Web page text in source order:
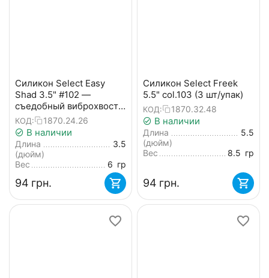
Силикон Select Easy
Shad 3.5" #102 —
съедобный виброхвост
для судака, щуки и
большого окуня (5 шт/
упак)
КОД: 1870.24.26
В наличии
Длина
(дюйм)
3.5
Вес
6 гр
‍94‍ грн.
Силикон Select Freek
5.5" col.103 (3 шт/упак)
КОД: 1870.32.48
В наличии
Длина
(дюйм)
5.5
Вес
8.5 гр
‍94‍ грн.